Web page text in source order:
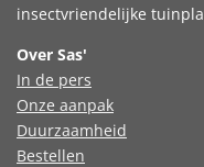
insectvriendelijke
Over Sas'
In de pers
Onze aanpak
Duurzaamheid
Bestellen